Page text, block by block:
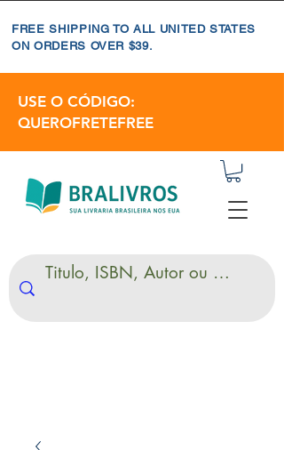
FREE SHIPPING TO ALL UNITED STATES
ON ORDERS OVER $39.
USE O CÓDIGO:
QUEROFRETEFREE